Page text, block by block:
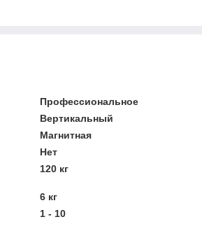
Профессиональное
Вертикальный
Магнитная
Нет
120 кг
6 кг
1 - 10